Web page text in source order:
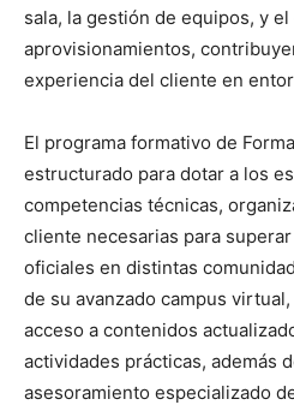
sala, la gestión de equipos, y
aprovisionamientos,
experiencia del cliente en
El programa formativo de
estructurado para dotar a los
competencias técnicas,
cliente necesarias para
oficiales en distintas
de su avanzado campus
acceso a contenidos
actividades prácticas, además
asesoramiento especializado